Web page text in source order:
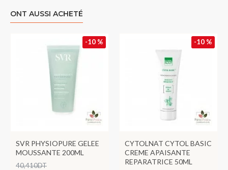
ONT AUSSI ACHETÉ
-10 %
SVR PHYSIOPURE GELEE
MOUSSANTE 200ML
40,410DT
-10 %
CYTOLNAT CYTOL BASIC
CREME APAISANTE
REPARATRICE 50ML